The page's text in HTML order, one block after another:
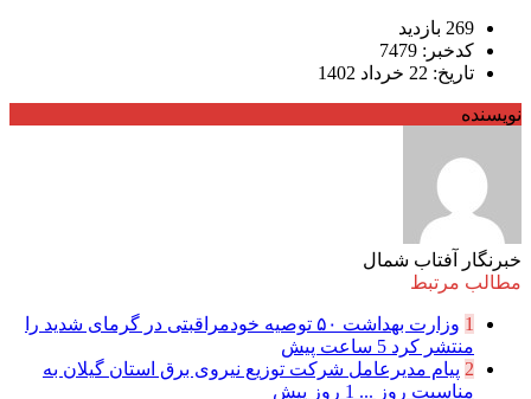
269 بازدید
کدخبر: 7479
تاریخ: 22 خرداد 1402
نویسنده
خبرنگار آفتاب شمال
مطالب مرتبط
1
وزارت بهداشت ۵۰ توصیه خودمراقبتی در گرمای شدید را
منتشر کرد 5 ساعت پیش
2 پیام مدیرعامل شركت توزیع نیروی برق استان گیلان به
مناسبت روز ... 1 روز پیش